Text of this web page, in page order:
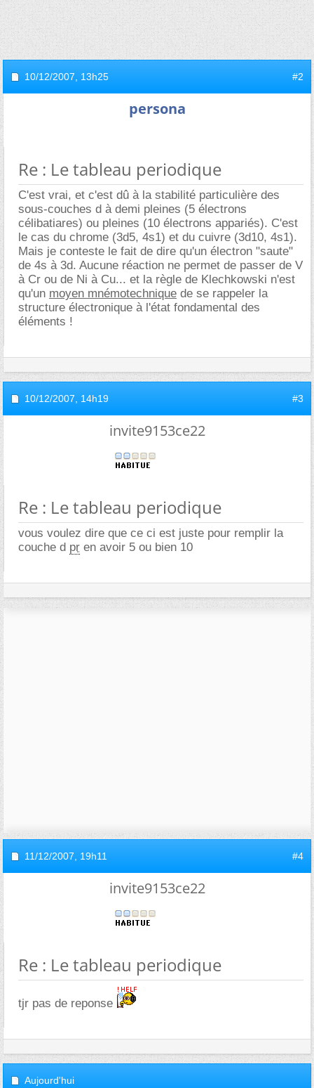
10/12/2007, 13h25 #2
persona
Re : Le tableau periodique
C'est vrai, et c'est dû à la stabilité particulière des
sous-couches d à demi pleines (5 électrons
célibatiares) ou pleines (10 électrons appariés). C'est
le cas du chrome (3d5, 4s1) et du cuivre (3d10, 4s1).
Mais je conteste le fait de dire qu'un électron "saute"
de 4s à 3d. Aucune réaction ne permet de passer de V
à Cr ou de Ni à Cu... et la règle de Klechkowski n'est
qu'un moyen mnémotechnique de se rappeler la
structure électronique à l'état fondamental des
éléments !
10/12/2007, 14h19 #3
invite9153ce22
Re : Le tableau periodique
vous voulez dire que ce ci est juste pour remplir la
couche d pr en avoir 5 ou bien 10
11/12/2007, 19h11 #4
invite9153ce22
Re : Le tableau periodique
tjr pas de reponse
Aujourd'hui